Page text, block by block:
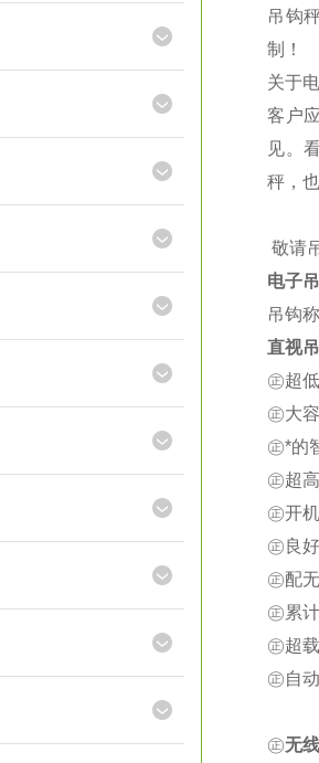
吊钩
制！
关于
客户
见。
秤，
敬请
电子
吊钩
直视
㊣超
㊣大
㊣*的
㊣超
㊣开
㊣良
㊣配
㊣累
㊣超
㊣自
㊣无